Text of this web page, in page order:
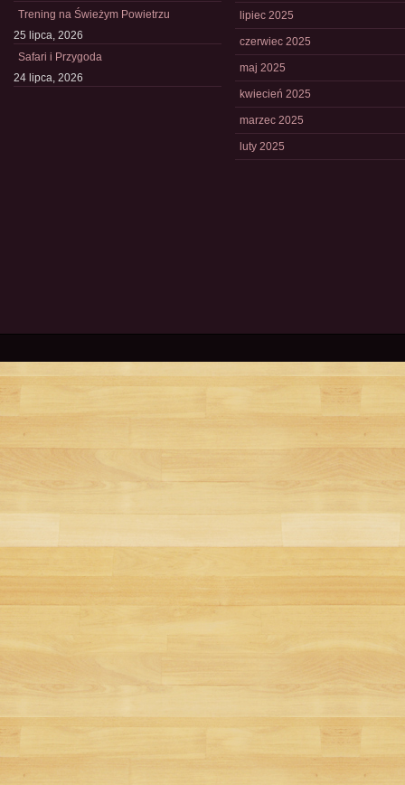
Trening na Świeżym Powietrzu
25 lipca, 2026
Safari i Przygoda
24 lipca, 2026
lipiec 2025
czerwiec 2025
maj 2025
kwiecień 2025
marzec 2025
luty 2025